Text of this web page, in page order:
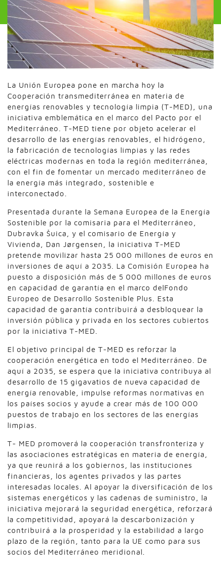
La Unión Europea pone en marcha hoy la
Cooperación transmediterránea en materia de
energías renovables y tecnología limpia (T-MED), una
iniciativa emblemática en el marco del Pacto por el
Mediterráneo. T-MED tiene por objeto acelerar el
desarrollo de las energías renovables, el hidrógeno,
la fabricación de tecnologías limpias y las redes
eléctricas modernas en toda la región mediterránea,
con el fin de fomentar un mercado mediterráneo de
la energía más integrado, sostenible e
interconectado.
Presentada durante la Semana Europea de la Energía
Sostenible por la comisaria para el Mediterráneo,
Dubravka Šuica, y el comisario de Energía y
Vivienda, Dan Jørgensen, la iniciativa T-MED
pretende movilizar hasta 25 000 millones de euros en
inversiones de aquí a 2035. La Comisión Europea ha
puesto a disposición más de 5 000 millones de euros
en capacidad de garantía en el marco delFondo
Europeo de Desarrollo Sostenible Plus. Esta
capacidad de garantía contribuirá a desbloquear la
inversión pública y privada en los sectores cubiertos
por la iniciativa T-MED.
El objetivo principal de T-MED es reforzar la
cooperación energética en todo el Mediterráneo. De
aquí a 2035, se espera que la iniciativa contribuya al
desarrollo de 15 gigavatios de nueva capacidad de
energía renovable, impulse reformas normativas en
los países socios y ayude a crear más de 100 000
puestos de trabajo en los sectores de las energías
limpias.
T- MED promoverá la cooperación transfronteriza y
las asociaciones estratégicas en materia de energía,
ya que reunirá a los gobiernos, las instituciones
financieras, los agentes privados y las partes
interesadas locales. Al apoyar la diversificación de los
sistemas energéticos y las cadenas de suministro, la
iniciativa mejorará la seguridad energética, reforzará
la competitividad, apoyará la descarbonización y
contribuirá a la prosperidad y la estabilidad a largo
plazo de la región, tanto para la UE como para sus
socios del Mediterráneo meridional.